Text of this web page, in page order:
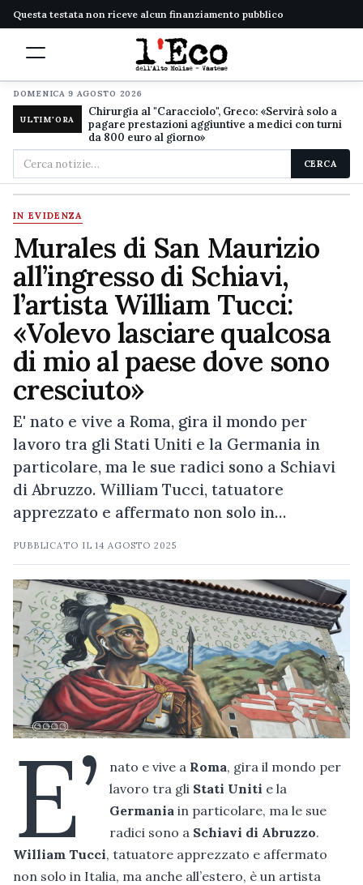
Questa testata non riceve alcun finanziamento pubblico
DOMENICA 9 AGOSTO 2026
ULTIM'ORA
Chirurgia al "Caracciolo", Greco: «Servirà solo a
pagare prestazioni aggiuntive a medici con turni
da 800 euro al giorno»
Cerca
nel
sito
CERCA
IN EVIDENZA
Murales di San Maurizio
all’ingresso di Schiavi,
l’artista William Tucci:
«Volevo lasciare qualcosa
di mio al paese dove sono
cresciuto»
E' nato e vive a Roma, gira il mondo per
lavoro tra gli Stati Uniti e la Germania in
particolare, ma le sue radici sono a Schiavi
di Abruzzo. William Tucci, tatuatore
apprezzato e affermato non solo in…
PUBBLICATO IL14 AGOSTO 2025
E’ nato e vive a Roma, gira il mondo per
lavoro tra gli Stati Uniti e la
Germania in particolare, ma le sue
radici sono a Schiavi di Abruzzo.
William Tucci, tatuatore apprezzato e affermato
non solo in Italia, ma anche all’estero, è un artista